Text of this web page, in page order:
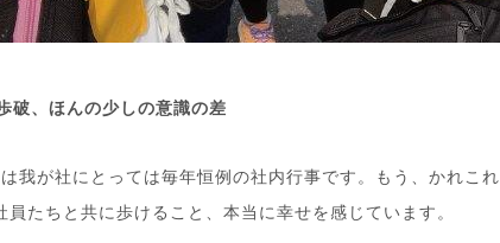
破、ほんの少しの意識の差
我が社にとっては毎年恒例の社内行事です。もう、かれこれ
員たちと共に歩けること、本当に幸せを感じています。